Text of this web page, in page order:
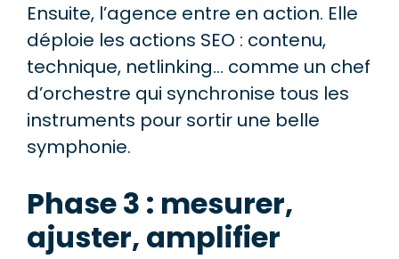
Ensuite, l’agence entre en action. Elle
déploie les actions SEO : contenu,
technique, netlinking… comme un chef
d’orchestre qui synchronise tous les
instruments pour sortir une belle
symphonie.
Phase 3 : mesurer,
ajuster, amplifier